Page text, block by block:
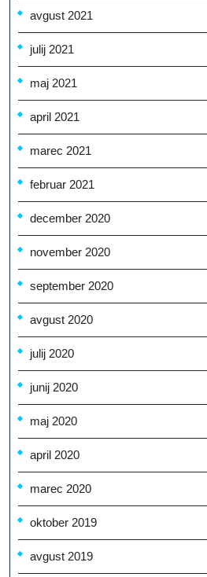
avgust 2021
julij 2021
maj 2021
april 2021
marec 2021
februar 2021
december 2020
november 2020
september 2020
avgust 2020
julij 2020
junij 2020
maj 2020
april 2020
marec 2020
oktober 2019
avgust 2019